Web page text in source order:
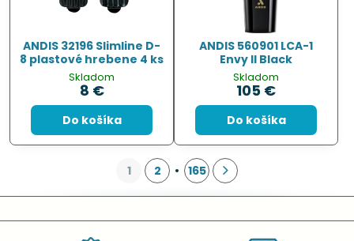
ANDIS 32196 Slimline D-
8 plastové hrebene 4 ks
Skladom
8 €
Do košíka
ANDIS 560901 LCA-1
Envy II Black
Skladom
105 €
Do košíka
1 2 165